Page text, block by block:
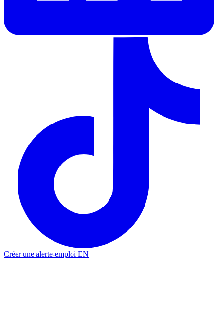
Créer une alerte-emploi EN